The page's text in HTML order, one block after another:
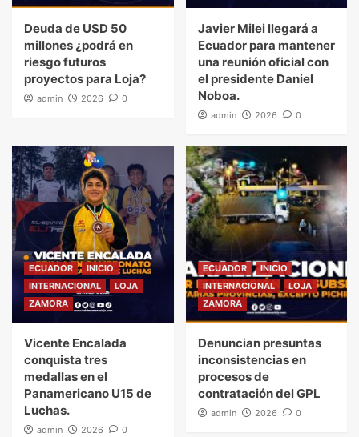
Deuda de USD 50
millones ¿podrá en
riesgo futuros
proyectos para Loja?
admin 2026 0
Javier Milei llegará a
Ecuador para mantener
una reunión oficial con
el presidente Daniel
Noboa.
admin 2026 0
ECUADOR
INICIO
INTERNACIONAL
LOJA
ZAMORA
Vicente Encalada
conquista tres
medallas en el
Panamericano U15 de
Luchas.
admin 2026 0
ECUADOR
INICIO
INTERNACIONAL
LOJA
ZAMORA
Denuncian presuntas
inconsistencias en
procesos de
contratación del GPL
admin 2026 0